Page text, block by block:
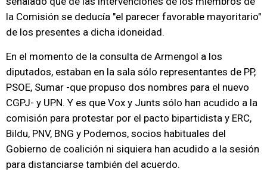
la Comisión se deducía "el parecer favorable mayoritario"
de los presentes a dicha idoneidad.
En el momento de la consulta de Armengol a los
diputados, estaban en la sala sólo representantes de PP,
PSOE, Sumar -que propuso dos nombres para el nuevo
CGPJ- y UPN. Y es que Vox y Junts sólo han acudido a la
comisión para protestar por el pacto bipartidista y ERC,
Bildu, PNV, BNG y Podemos, socios habituales del
Gobierno de coalición ni siquiera han acudido a la sesión
para distanciarse también del acuerdo.